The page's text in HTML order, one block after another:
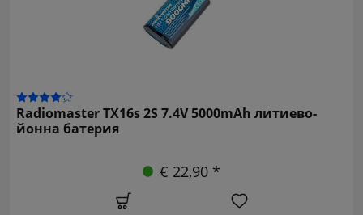
Radiomaster TX16s 2S 7.4V 5000mAh литиево-
йонна батерия
€ 22,90 *